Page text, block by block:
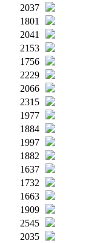
2037
1801
2041
2153
1756
2229
2066
2315
1977
1884
1997
1882
1637
1732
1663
1909
2545
2035